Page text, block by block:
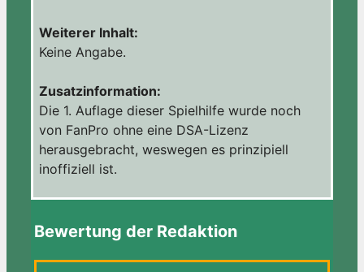
Weiterer Inhalt:
Keine Angabe.
Zusatzinformation:
Die 1. Auflage dieser Spielhilfe wurde noch
von FanPro ohne eine DSA-Lizenz
herausgebracht, weswegen es prinzipiell
inoffiziell ist.
Bewertung der Redaktion